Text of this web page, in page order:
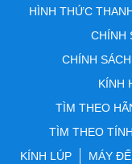
HÌNH THỨC
CHÍNH
CHÍNH
KÍNH
TÌM THEO
TÌM THEO
KÍNH LÚP
MÁY